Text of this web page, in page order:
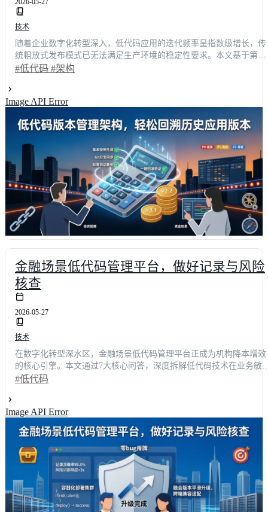
2026-05-27
技术
随着企业数字化转型深入，低代码应用的迭代频率呈指数级增长，传
统粗放式发布模式已无法满足生产环境的稳定性要求。本文基于第三
方技术调研数据，对当前市场主流低代码开发平台的版本管理架构进
数据显示，采用成熟版本控制方案的企业，其故障回滚时间平均缩短
用、可追溯的敏捷交付体系。
#低代码 #架构
Image API Error
金融场景低代码管理平台，做好记录与风险
核查
2026-05-27
技术
在数字化转型深水区，金融场景低代码管理平台正成为机构降本增效
的核心引擎。本文通过7大核心问答，深度拆解低代码技术在业务敏
迭代、全链路数据留痕与智能风险核查中的落地路径。结合行业实测
#低代码
Image API Error